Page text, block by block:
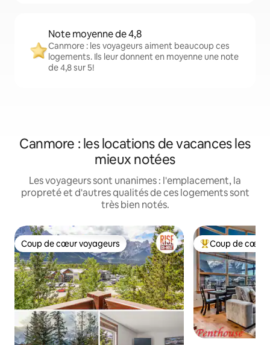
Note moyenne de 4,8
Canmore : les voyageurs aiment beaucoup ces
logements. Ils leur donnent en moyenne une note
de 4,8 sur 5!
Canmore : les locations de vacances les
mieux notées
Les voyageurs sont unanimes : l'emplacement, la
propreté et d'autres qualités de ces logements sont
très bien notés.
Coup de cœur voyageurs
Coup de cœur voyageurs Coup de cœur
Coup de cœur